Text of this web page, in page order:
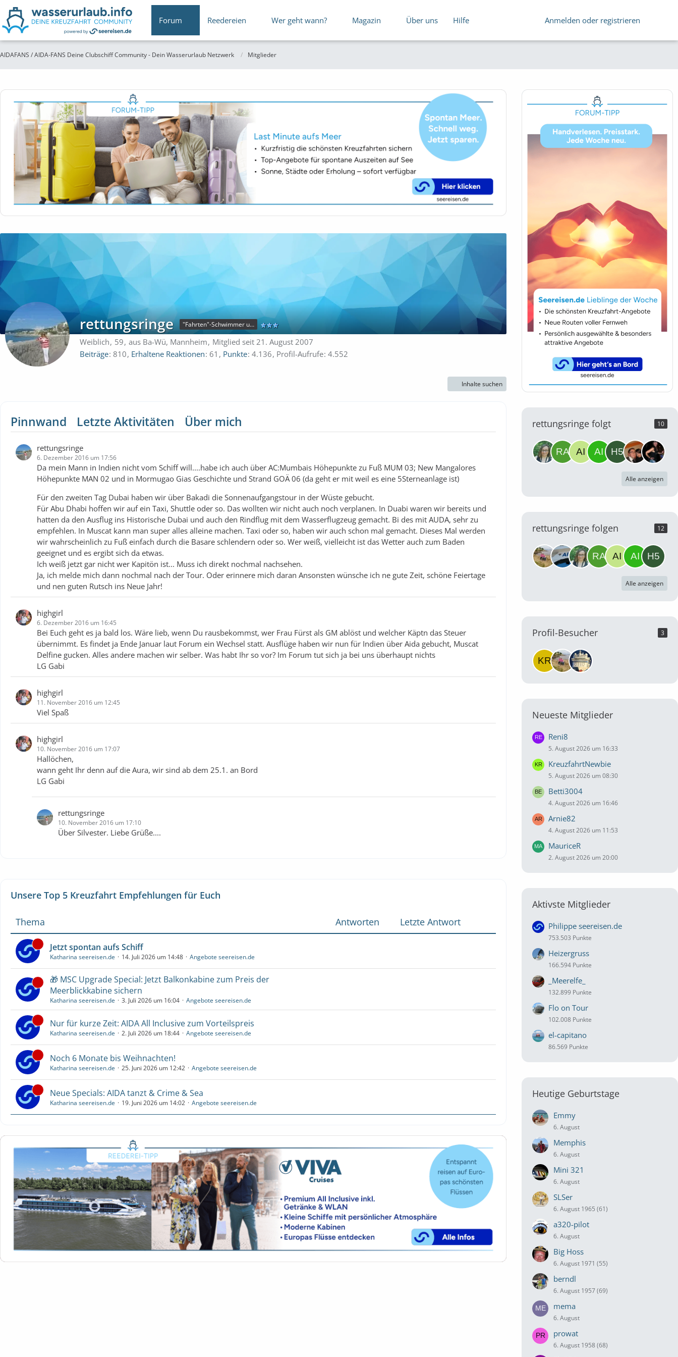
Forum Reedereien Wer geht wann? Magazin Über uns Hilfe Anmelden oder registrieren
AIDAFANS / AIDA-FANS Deine Clubschiff Community - Dein Wasserurlaub Netzwerk Mitglieder
rettungsringe "Fahrten"-Schwimmer und "Meergucker"
Weiblich 59 aus Ba-Wü, Mannheim Mitglied seit 21. August 2007
Beiträge 810 Erhaltene Reaktionen 61 Punkte 4.136 Profil-Aufrufe 4.552
Inhalte suchen
Pinnwand Letzte Aktivitäten Über mich
rettungsringe
6. Dezember 2016 um 17:56
Da mein Mann in Indien nicht vom Schiff will....habe ich auch über AC:Mumbais Höhepunkte zu Fuß MUM 03; New Mangalores
Höhepunkte MAN 02 und in Mormugao Gias Geschichte und Strand GOÄ 06 (da geht er mit weil es eine 5Sterneanlage ist)
Für den zweiten Tag Dubai haben wir über Bakadi die Sonnenaufgangstour in der Wüste gebucht.
Für Abu Dhabi hoffen wir auf ein Taxi, Shuttle oder so. Das wollten wir nicht auch noch verplanen. In Duabi waren wir bereits und
hatten da den Ausflug ins Historische Dubai und auch den Rindflug mit dem Wasserflugzeug gemacht. Bi des mit AUDA, sehr zu
empfehlen. In Muscat kann man super alles alleine machen. Taxi oder so, haben wir auch schon mal gemacht. Dieses Mal werden
wir wahrscheinlich zu Fuß einfach durch die Basare schlendern oder so. Wer weiß, vielleicht ist das Wetter auch zum Baden
geeignet und es ergibt sich da etwas.
Ich weiß jetzt gar nicht wer Kapitön ist... Muss ich direkt nochmal nachsehen.
Ja, ich melde mich dann nochmal nach der Tour. Oder erinnere mich daran Ansonsten wünsche ich ne gute Zeit, schöne Feiertage
und nen guten Rutsch ins Neue Jahr!
highgirl
6. Dezember 2016 um 16:45
Bei Euch geht es ja bald los. Wäre lieb, wenn Du rausbekommst, wer Frau Fürst als GM ablöst und welcher Käptn das Steuer
übernimmt. Es findet ja Ende Januar laut Forum ein Wechsel statt. Ausflüge haben wir nun für Indien über Aida gebucht, Muscat
Delfine gucken. Alles andere machen wir selber. Was habt Ihr so vor? Im Forum tut sich ja bei uns überhaupt nichts
LG Gabi
highgirl
11. November 2016 um 12:45
Viel Spaß
highgirl
10. November 2016 um 17:07
Hallöchen,
wann geht Ihr denn auf die Aura, wir sind ab dem 25.1. an Bord
LG Gabi
rettungsringe
10. November 2016 um 17:10
Über Silvester. Liebe Grüße....
Unsere Top 5 Kreuzfahrt Empfehlungen für Euch
Thema Antworten Letzte Antwort
Jetzt spontan aufs Schiff
Katharina seereisen.de 14. Juli 2026 um 14:48 Angebote seereisen.de
🎁 MSC Upgrade Special: Jetzt Balkonkabine zum Preis der
Meerblickkabine sichern
Katharina seereisen.de 3. Juli 2026 um 16:04 Angebote seereisen.de
Nur für kurze Zeit: AIDA All Inclusive zum Vorteilspreis
Katharina seereisen.de 2. Juli 2026 um 18:44 Angebote seereisen.de
Noch 6 Monate bis Weihnachten!
Katharina seereisen.de 25. Juni 2026 um 12:42 Angebote seereisen.de
Neue Specials: AIDA tanzt & Crime & Sea
Katharina seereisen.de 19. Juni 2026 um 14:02 Angebote seereisen.de
rettungsringe folgt 10
Alle anzeigen
rettungsringe folgen 12
Alle anzeigen
Profil-Besucher 3
Neueste Mitglieder
Reni8
5. August 2026 um 16:33
KreuzfahrtNewbie
5. August 2026 um 08:30
Betti3004
4. August 2026 um 16:46
Arnie82
4. August 2026 um 11:53
MauriceR
2. August 2026 um 20:00
Aktivste Mitglieder
Philippe seereisen.de
753.503 Punkte
Heizergruss
166.594 Punkte
_Meerelfe_
132.899 Punkte
Flo on Tour
102.008 Punkte
el-capitano
86.569 Punkte
Heutige Geburtstage
Emmy
6. August
Memphis
6. August
Mini 321
6. August
SLSer
6. August 1965 (61)
a320-pilot
6. August
Big Hoss
6. August 1971 (55)
berndl
6. August 1957 (69)
mema
6. August
prowat
6. August 1958 (68)